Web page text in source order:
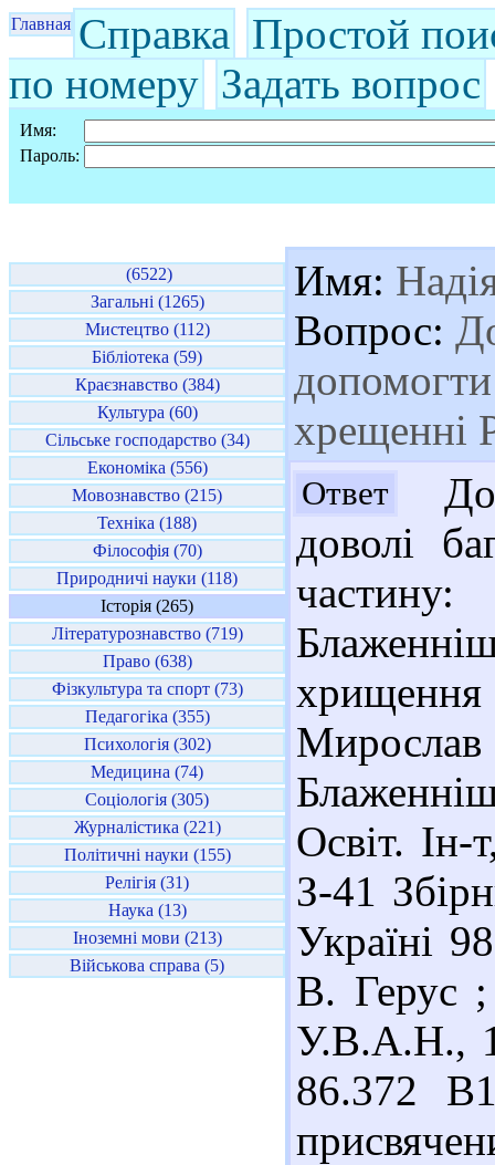
Главная Справка Простой
по номеру Задать вопрос
Имя:
Пароль:
(6522)
Загальні (1265)
Мистецтво (112)
Бібліотека (59)
Краєзнавство (384)
Культура (60)
Сільське господарство (34)
Економіка (556)
Мовознавство (215)
Техніка (188)
Філософія (70)
Природничі науки (118)
Історія (265)
Літературознавство (719)
Право (638)
Фізкультура та спорт (73)
Педагогіка (355)
Психологія (302)
Медицина (74)
Соціологія (305)
Журналістика (221)
Політичні науки (155)
Релігія (31)
Наука (13)
Іноземні мови (213)
Військова справа (5)
Имя:
Вопрос:
хрещенні
Ответ
доволі
Мирослав
Освіт.
З-41
Україні
В. Герус
У.В.А.Н.,
86.372